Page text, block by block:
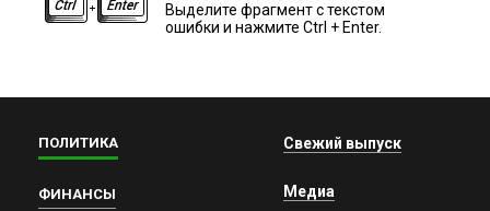
Выделите фрагмент с текстом
ошибки и нажмите Ctrl + Enter.
ПОЛИТИКА
ФИНАНСЫ
Свежий выпуск
Медиа